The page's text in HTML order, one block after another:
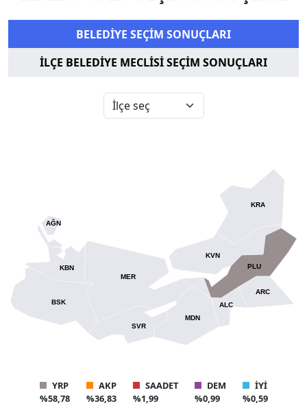
BELEDİYE SEÇİM SONUÇLARI
İLÇE BELEDİYE MECLİSİ SEÇİM SONUÇLARI
AĞN
BSK
MER
KRA
KBN
MDN
PLU
SVR
ARC
KVN
ALC
YRP
%58,78
AKP
%36,83
SAADET
%1,99
DEM
%0,99
İYİ
%0,59